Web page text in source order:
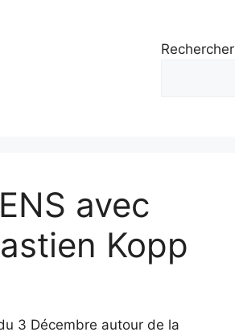
Rechercher
avec
Kopp
3 Décembre autour de la